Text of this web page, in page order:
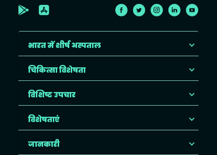
भारत में शीर्ष अस्पताल
चिकित्सा विशेषता
विशिष्ट उपचार
विशेषताएं
जानकारी